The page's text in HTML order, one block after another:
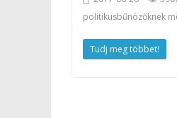
politikusbűnözőknek
Tudj meg többet!